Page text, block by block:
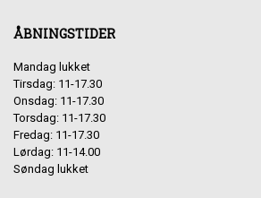
ÅBNINGSTIDER
Mandag lukket
Tirsdag: 11-17.30
Onsdag: 11-17.30
Torsdag: 11-17.30
Fredag: 11-17.30
Lørdag: 11-14.00
Søndag lukket